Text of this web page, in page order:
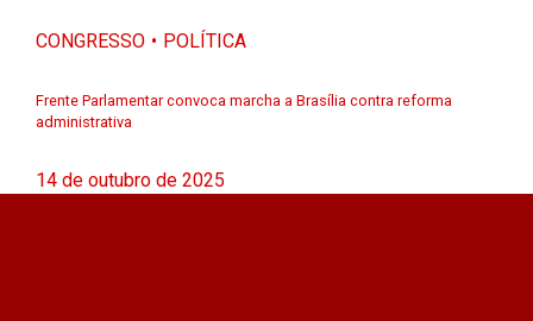
CONGRESSO POLÍTICA
Frente Parlamentar convoca marcha a Brasília contra reforma
administrativa
14 de outubro de 2025